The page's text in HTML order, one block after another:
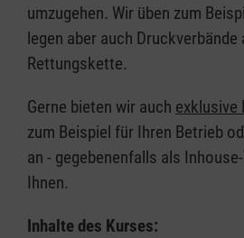
umzugehen. Wir üben zum
legen aber auch
Rettungskette.
Gerne bieten wir auch exklusive
zum Beispiel für Ihren Betrieb
an - gegebenenfalls als
Ihnen.
Inhalte des Kurses: